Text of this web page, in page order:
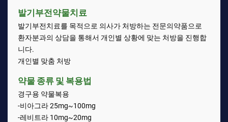
발기부전약물치료
발기부전치료를 목적으로 의사가 처방하는 전문의약품으로
환자분과의 상담을 통해서 개인별 상황에 맞는 처방을 진행합
니다.
개인별 맞춤 처방
약물 종류 및 복용법
경구용 약물복용
-비아그라 25mg~100mg
-레비트라 10mg~20mg